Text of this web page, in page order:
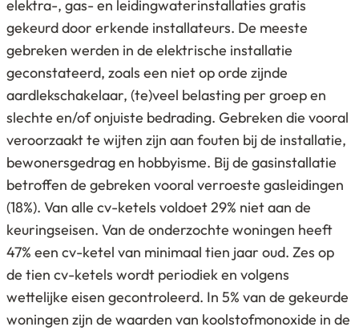
elektra-, gas- en leidingwaterinstallaties gratis
gekeurd door erkende installateurs. De meeste
gebreken werden in de elektrische installatie
geconstateerd, zoals een niet op orde zijnde
aardlekschakelaar, (te)veel belasting per groep en
slechte en/of onjuiste bedrading. Gebreken die vooral
veroorzaakt te wijten zijn aan fouten bij de installatie,
bewonersgedrag en hobbyisme. Bij de gasinstallatie
betroffen de gebreken vooral verroeste gasleidingen
(18%). Van alle cv-ketels voldoet 29% niet aan de
keuringseisen. Van de onderzochte woningen heeft
47% een cv-ketel van minimaal tien jaar oud. Zes op
de tien cv-ketels wordt periodiek en volgens
wettelijke eisen gecontroleerd. In 5% van de gekeurde
woningen zijn de waarden van koolstofmonoxide in de